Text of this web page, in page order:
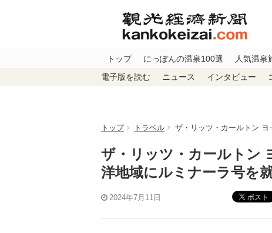
トップ にっぽんの温泉100選 人気温泉
電子版を読む ニュース インタビュー
トップ トラベル ザ・リッツ・カールトン
ザ・リッツ・カールトン
洋地域にルミナーラ号を
2024年7月11日 ポスト